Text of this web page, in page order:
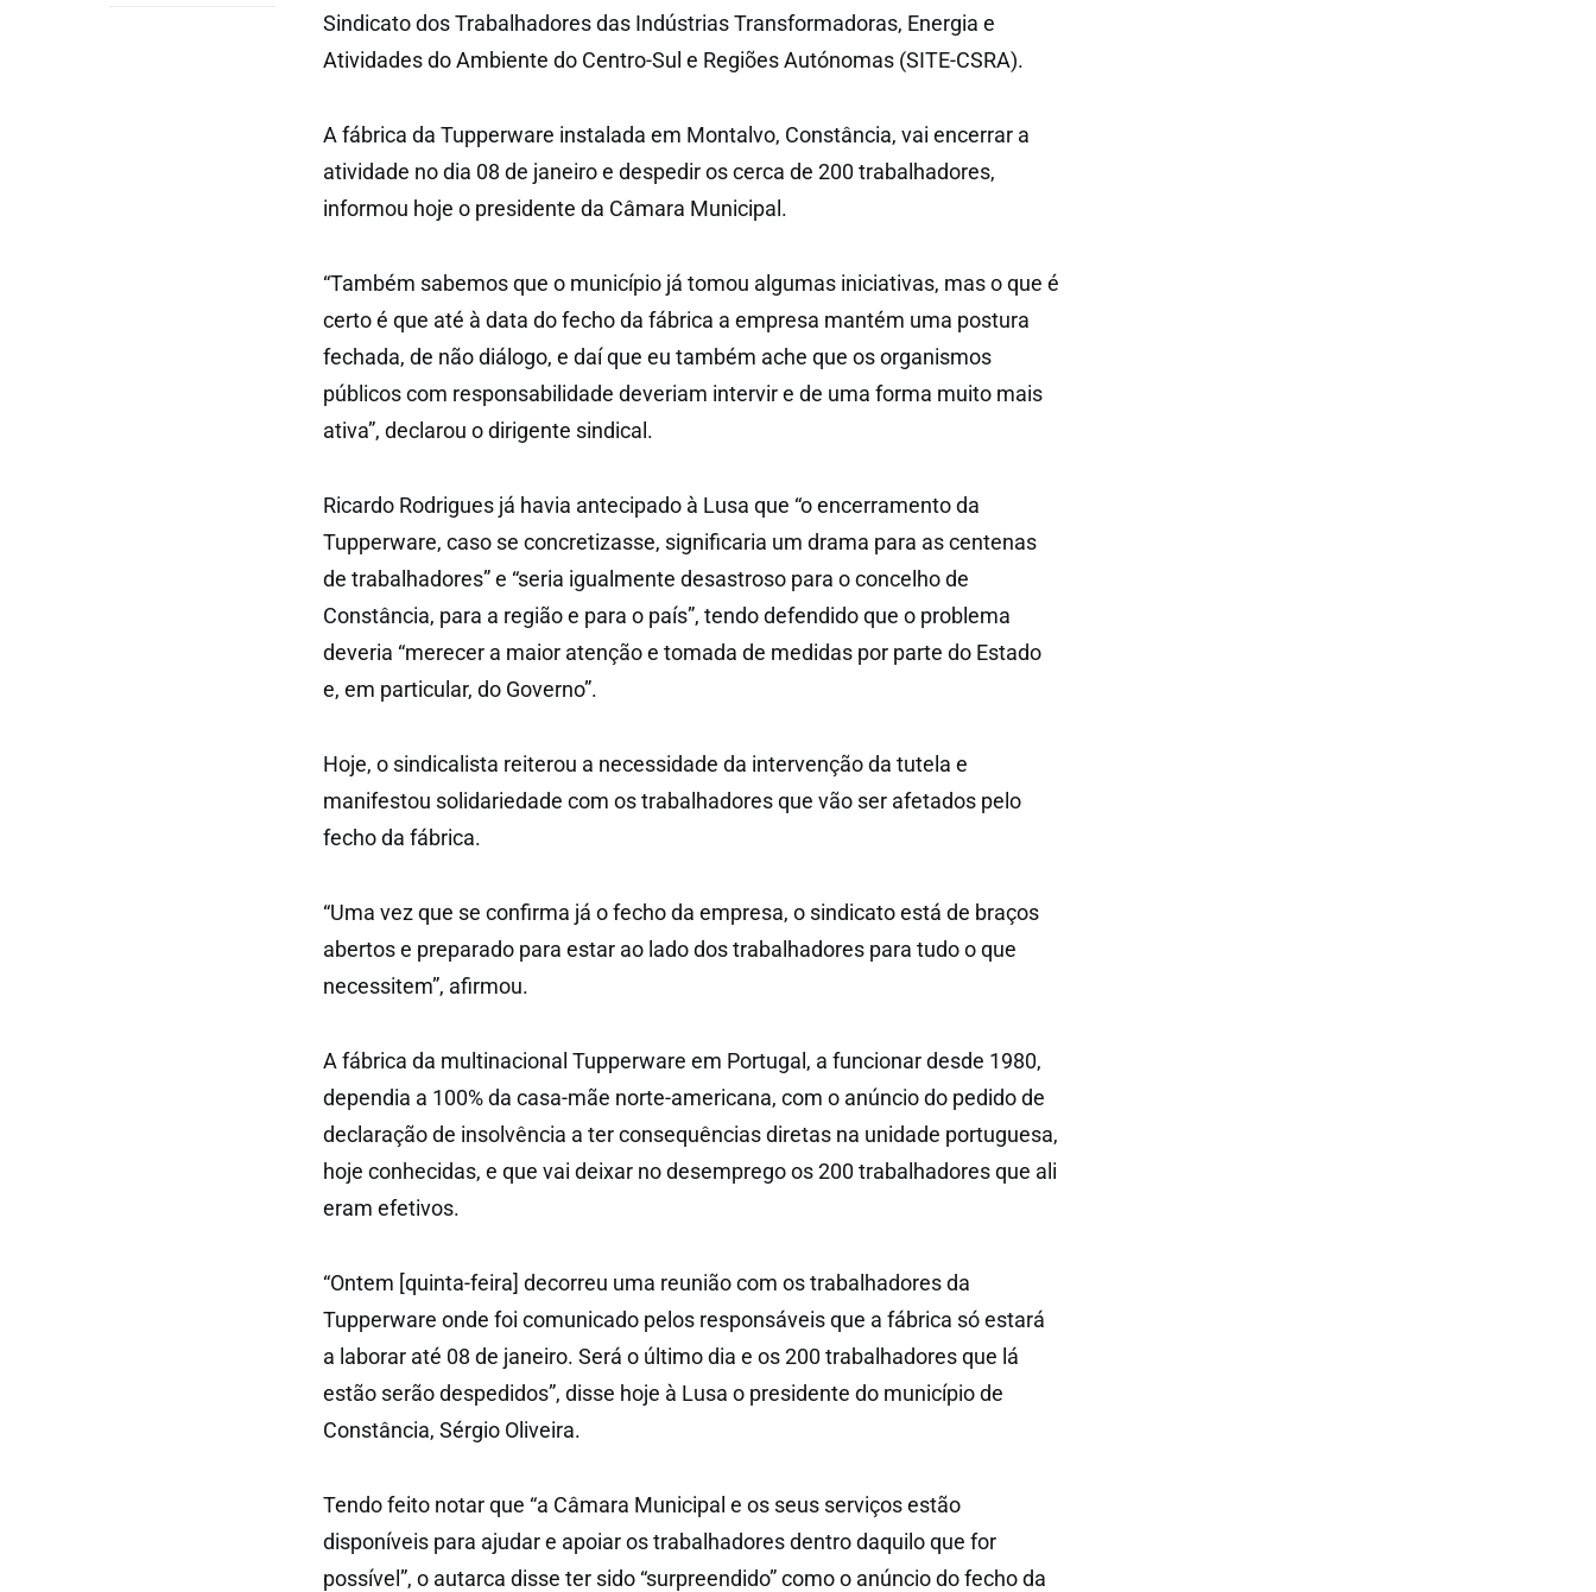
Sindicato dos Trabalhadores das Indústrias Transformadoras, Energia e
Atividades do Ambiente do Centro-Sul e Regiões Autónomas (SITE-CSRA).
A fábrica da Tupperware instalada em Montalvo, Constância, vai encerrar a
atividade no dia 08 de janeiro e despedir os cerca de 200 trabalhadores,
informou hoje o presidente da Câmara Municipal.
“Também sabemos que o município já tomou algumas iniciativas, mas o que é
certo é que até à data do fecho da fábrica a empresa mantém uma postura
fechada, de não diálogo, e daí que eu também ache que os organismos
públicos com responsabilidade deveriam intervir e de uma forma muito mais
ativa”, declarou o dirigente sindical.
Ricardo Rodrigues já havia antecipado à Lusa que “o encerramento da
Tupperware, caso se concretizasse, significaria um drama para as centenas
de trabalhadores” e “seria igualmente desastroso para o concelho de
Constância, para a região e para o país”, tendo defendido que o problema
deveria “merecer a maior atenção e tomada de medidas por parte do Estado
e, em particular, do Governo”.
Hoje, o sindicalista reiterou a necessidade da intervenção da tutela e
manifestou solidariedade com os trabalhadores que vão ser afetados pelo
fecho da fábrica.
“Uma vez que se confirma já o fecho da empresa, o sindicato está de braços
abertos e preparado para estar ao lado dos trabalhadores para tudo o que
necessitem”, afirmou.
A fábrica da multinacional Tupperware em Portugal, a funcionar desde 1980,
dependia a 100% da casa-mãe norte-americana, com o anúncio do pedido de
declaração de insolvência a ter consequências diretas na unidade portuguesa,
hoje conhecidas, e que vai deixar no desemprego os 200 trabalhadores que ali
eram efetivos.
“Ontem [quinta-feira] decorreu uma reunião com os trabalhadores da
Tupperware onde foi comunicado pelos responsáveis que a fábrica só estará
a laborar até 08 de janeiro. Será o último dia e os 200 trabalhadores que lá
estão serão despedidos”, disse hoje à Lusa o presidente do município de
Constância, Sérgio Oliveira.
Tendo feito notar que “a Câmara Municipal e os seus serviços estão
disponíveis para ajudar e apoiar os trabalhadores dentro daquilo que for
possível”, o autarca disse ter sido “surpreendido” como o anúncio do fecho da